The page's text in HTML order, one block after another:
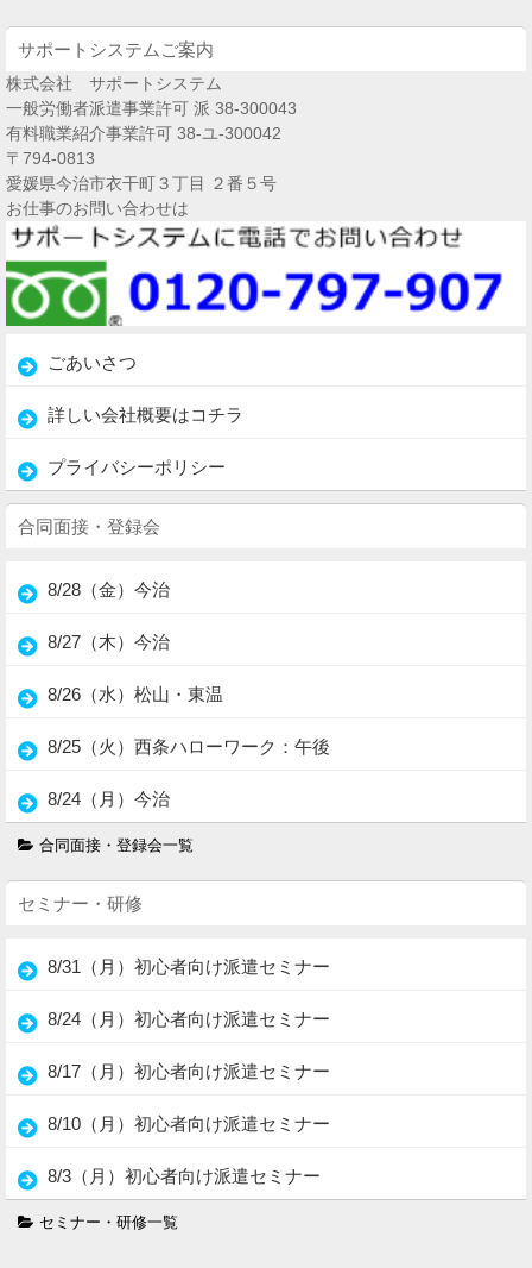
サポートシステムご案内
株式会社 サポートシステム
一般労働者派遣事業許可 派 38-300043
有料職業紹介事業許可 38-ユ-300042
〒794-0813
愛媛県今治市衣干町３丁目 ２番５号
お仕事のお問い合わせは
ごあいさつ
詳しい会社概要はコチラ
プライバシーポリシー
合同面接・登録会
8/28（金）今治
8/27（木）今治
8/26（水）松山・東温
8/25（火）西条ハローワーク：午後
8/24（月）今治
合同面接・登録会一覧
セミナー・研修
8/31（月）初心者向け派遣セミナー
8/24（月）初心者向け派遣セミナー
8/17（月）初心者向け派遣セミナー
8/10（月）初心者向け派遣セミナー
8/3（月）初心者向け派遣セミナー
セミナー・研修一覧